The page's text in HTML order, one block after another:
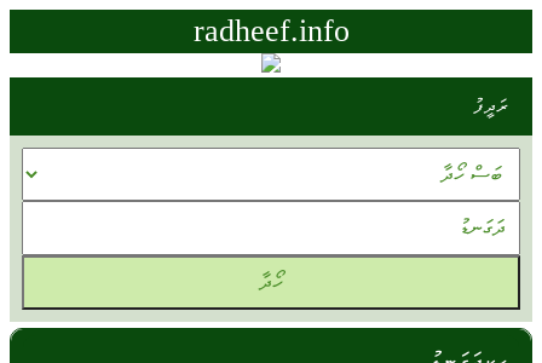
radheef.info
ރަދީފު